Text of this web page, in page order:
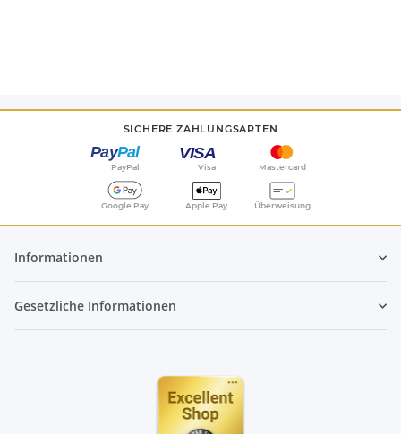
SICHERE ZAHLUNGSARTEN
PayPal Visa Mastercard
Google Pay Apple Pay Überweisung
Informationen
Gesetzliche Informationen